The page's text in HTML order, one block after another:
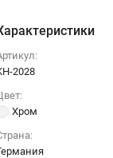
2028
Хром